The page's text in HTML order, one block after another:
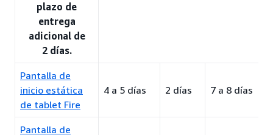
plazo de
entrega
adicional de
2 días.
Pantalla de
inicio estática
de tablet Fire
4 a 5 días 2 días 7 a 8 días
Pantalla de